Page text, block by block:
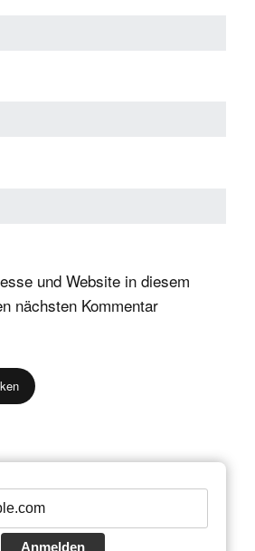
und Website in diesem
nächsten Kommentar
Anmelden